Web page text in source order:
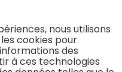
nous utilisons
cookies pour
des
à ces technologies
&
&
Médecine
Interne
En Savoir